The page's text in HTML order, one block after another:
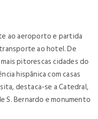
ao aeroporto e partida
ao hotel. De
pitorescas cidades do
hispânica com casas
destaca-se a Catedral,
S. Bernardo e monumento